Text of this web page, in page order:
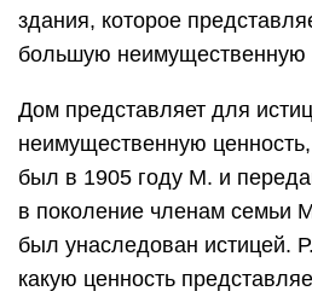
здания, которое
большую неимущественную
Дом представляет для
неимущественную
был в 1905 году М. и
в поколение членам семьи
был унаследован истицей.
какую ценность